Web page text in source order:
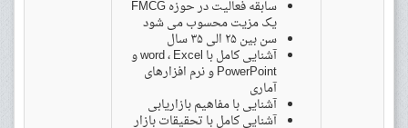
سابقه فعالیت در حوزه FMCG
یک مزیت محسوب می شود
سن بین ۲۵ الی ۳۵ سال
آشنایی کامل با word ، Excel و
PowerPoint و نرم افزارهای
آماری
آشنایی با مفاهیم بازاریابی
آشنایی کامل با تحقیقات بازار